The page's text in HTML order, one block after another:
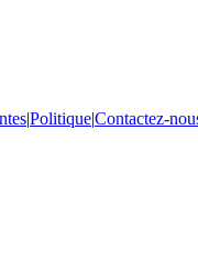
|Politique|Contactez-